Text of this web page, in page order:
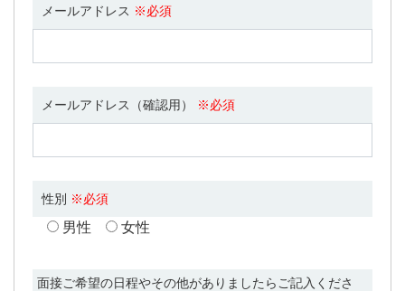
メールアドレス ※必須
メールアドレス（確認用） ※必須
性別 ※必須
男性 女性
面接ご希望の日程やその他がありましたらご記入くださ